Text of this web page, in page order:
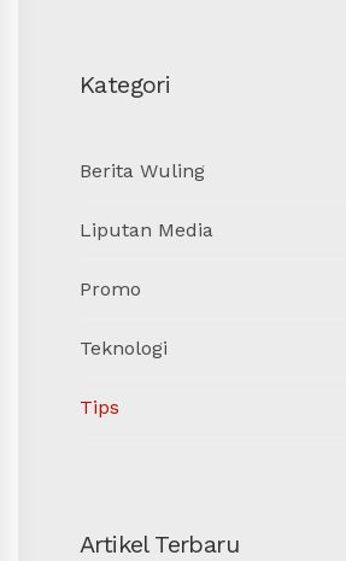
Kategori
Berita Wuling
Liputan Media
Promo
Teknologi
Tips
Artikel Terbaru